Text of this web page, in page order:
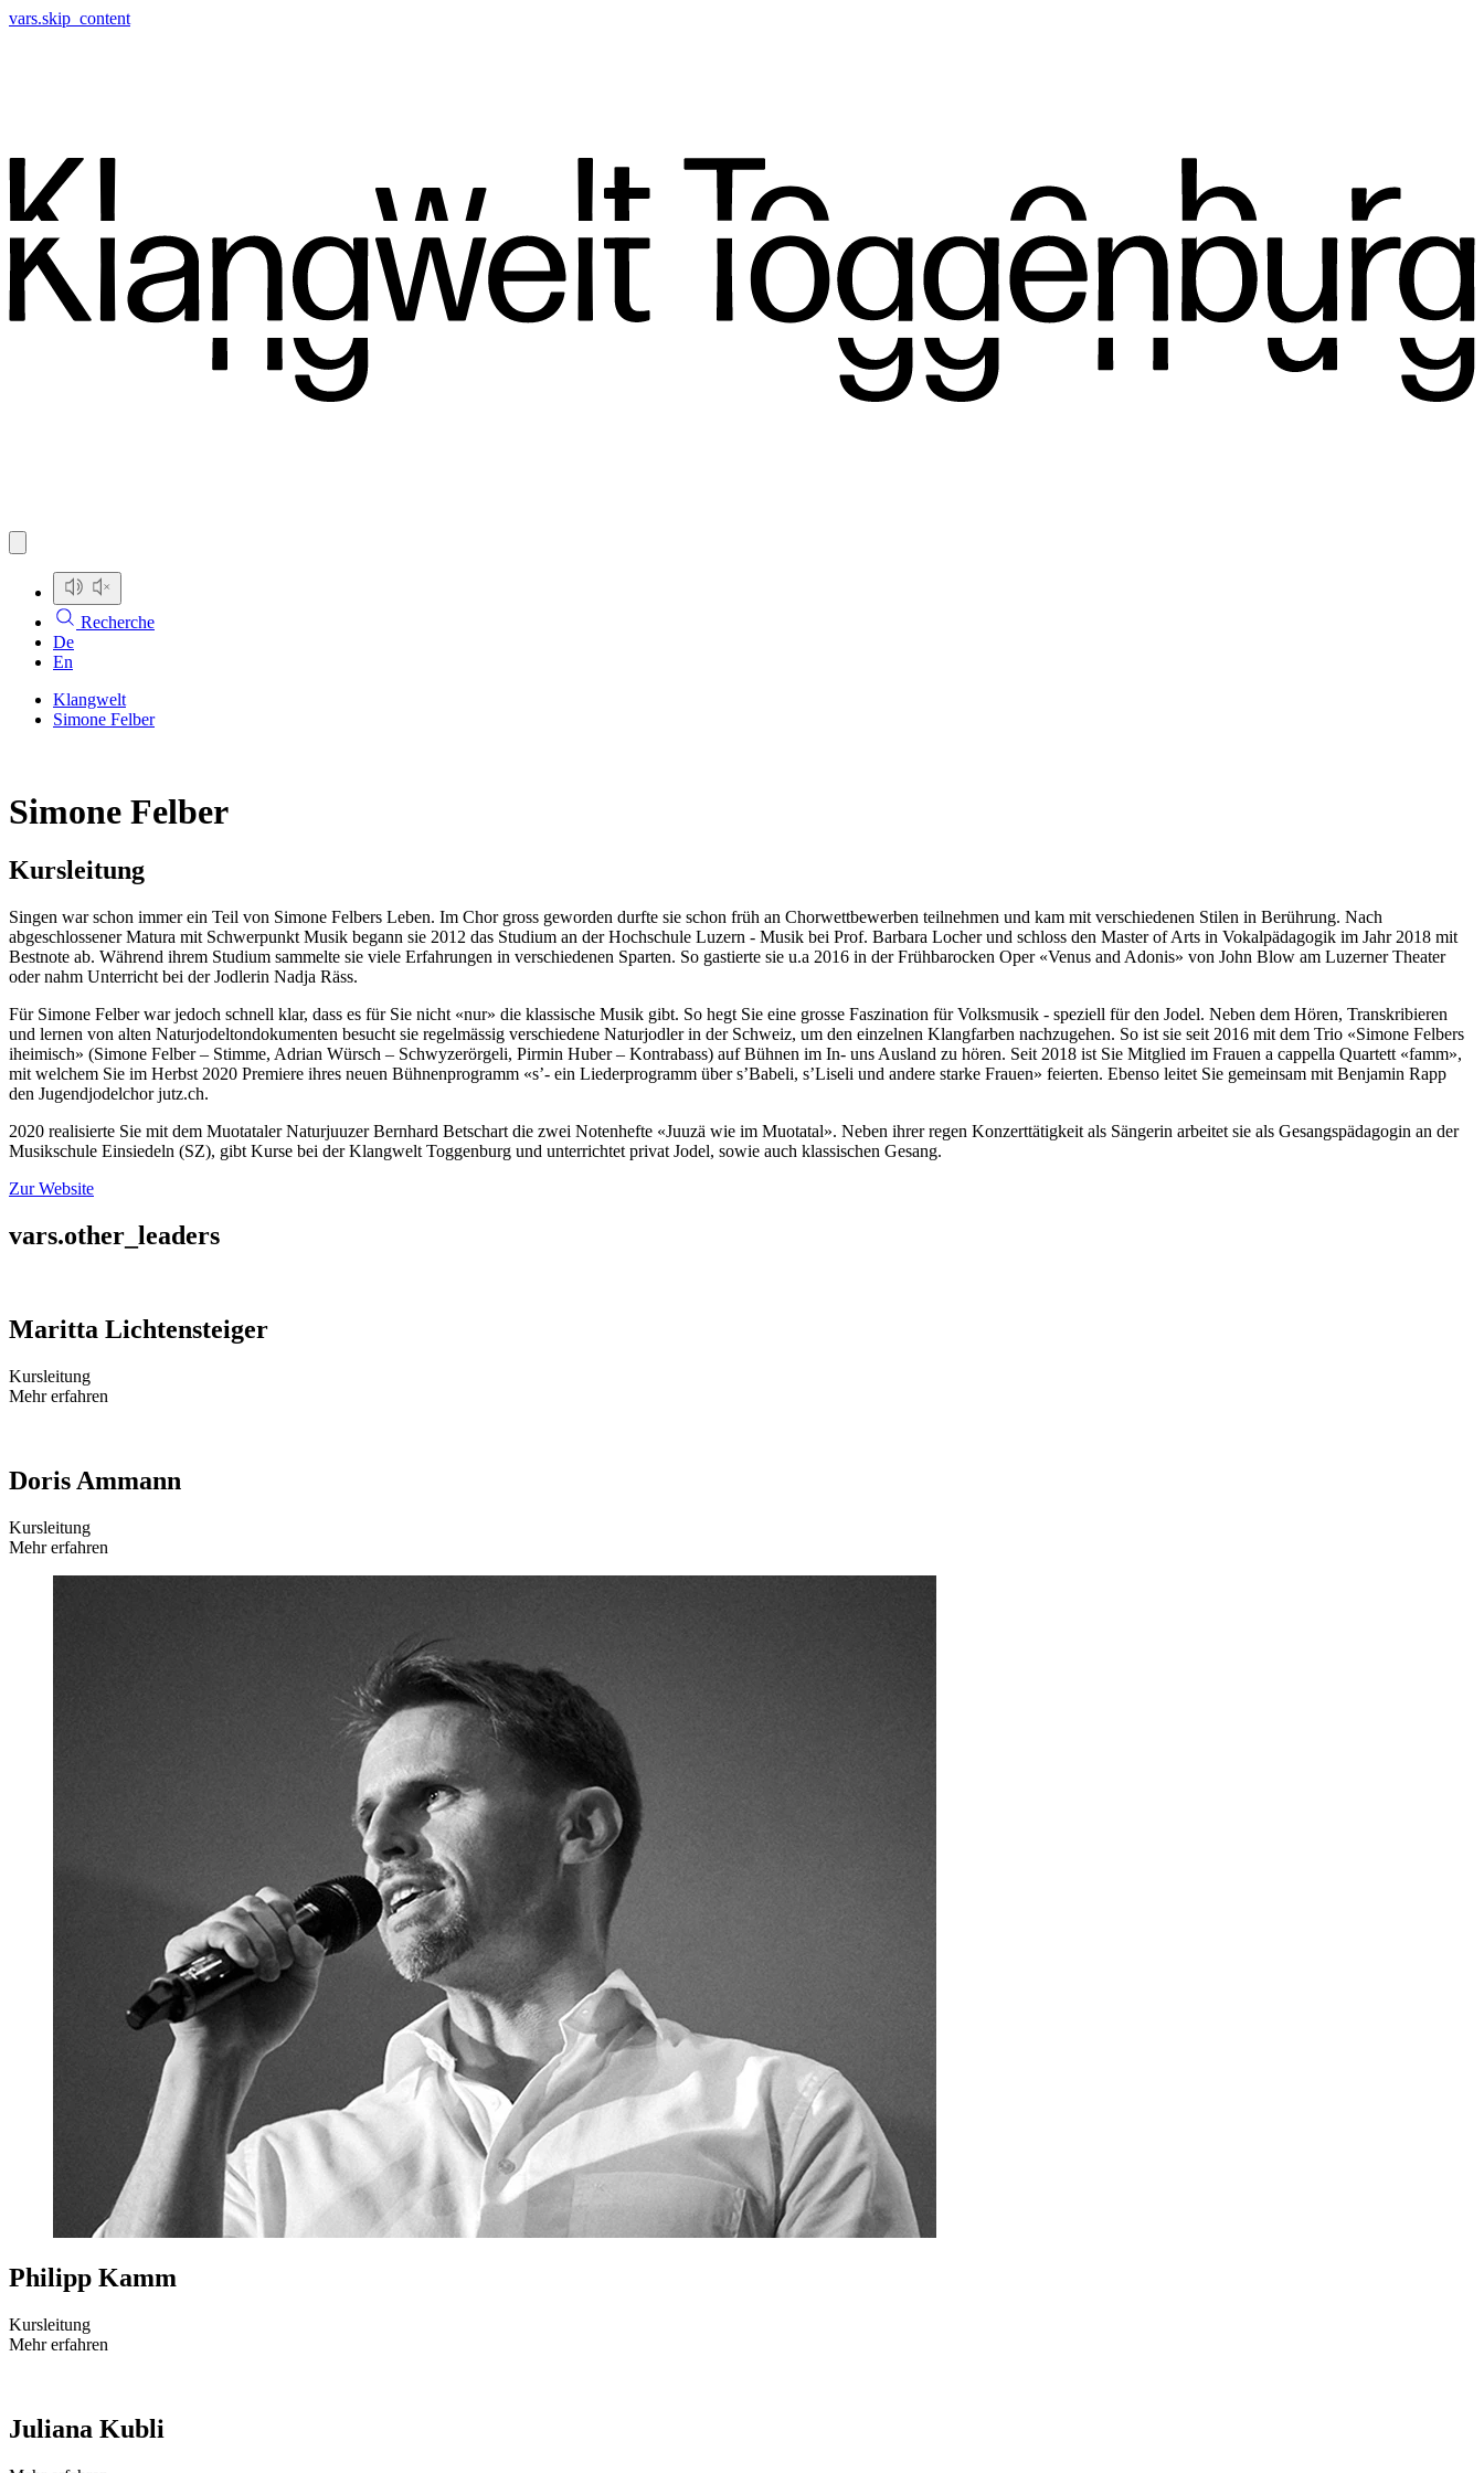
vars.skip_content
Recherche
De
En
Klangwelt
Simone Felber
Simone Felber
Kursleitung
Singen war schon immer ein Teil von Simone Felbers Leben. Im Chor gross geworden durfte sie schon früh an Chorwettbewerben teilnehmen und kam mit verschiedenen Stilen in Berührung. Nach
abgeschlossener Matura mit Schwerpunkt Musik begann sie 2012 das Studium an der Hochschule Luzern - Musik bei Prof. Barbara Locher und schloss den Master of Arts in Vokalpädagogik im Jahr 2018 mit
Bestnote ab. Während ihrem Studium sammelte sie viele Erfahrungen in verschiedenen Sparten. So gastierte sie u.a 2016 in der Frühbarocken Oper «Venus and Adonis» von John Blow am Luzerner Theater
oder nahm Unterricht bei der Jodlerin Nadja Räss.
Für Simone Felber war jedoch schnell klar, dass es für Sie nicht «nur» die klassische Musik gibt. So hegt Sie eine grosse Faszination für Volksmusik - speziell für den Jodel. Neben dem Hören, Transkribieren
und lernen von alten Naturjodeltondokumenten besucht sie regelmässig verschiedene Naturjodler in der Schweiz, um den einzelnen Klangfarben nachzugehen. So ist sie seit 2016 mit dem Trio «Simone Felbers
iheimisch» (Simone Felber – Stimme, Adrian Würsch – Schwyzerörgeli, Pirmin Huber – Kontrabass) auf Bühnen im In- uns Ausland zu hören. Seit 2018 ist Sie Mitglied im Frauen a cappella Quartett «famm»,
mit welchem Sie im Herbst 2020 Premiere ihres neuen Bühnenprogramm «s’- ein Liederprogramm über s’Babeli, s’Liseli und andere starke Frauen» feierten. Ebenso leitet Sie gemeinsam mit Benjamin Rapp
den Jugendjodelchor jutz.ch.
2020 realisierte Sie mit dem Muotataler Naturjuuzer Bernhard Betschart die zwei Notenhefte «Juuzä wie im Muotatal». Neben ihrer regen Konzerttätigkeit als Sängerin arbeitet sie als Gesangspädagogin an der
Musikschule Einsiedeln (SZ), gibt Kurse bei der Klangwelt Toggenburg und unterrichtet privat Jodel, sowie auch klassischen Gesang.
Zur Website
vars.other_leaders
Maritta Lichtensteiger
Kursleitung
Mehr erfahren
Doris Ammann
Kursleitung
Mehr erfahren
Philipp Kamm
Kursleitung
Mehr erfahren
Juliana Kubli